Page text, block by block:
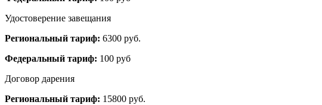
Удостоверение завещания
Региональный тариф: 6300 руб.
Федеральный тариф: 100 руб
Договор дарения
Региональный тариф: 15800 руб.